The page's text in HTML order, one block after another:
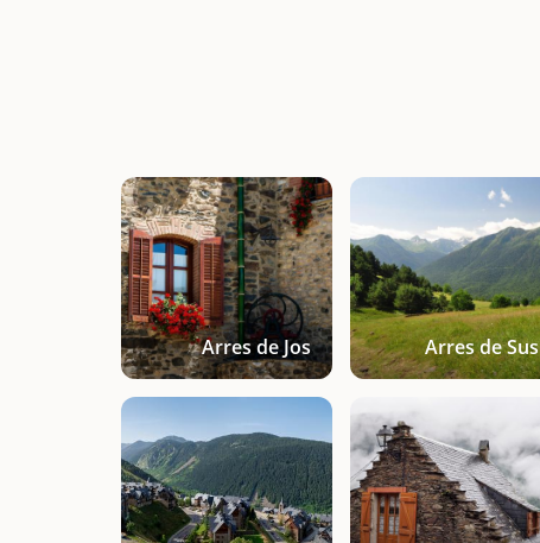
Arres de Jos Arres de Sus